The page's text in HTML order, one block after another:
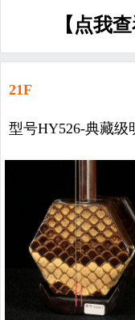
【点我
21F
型号HY526-典藏级